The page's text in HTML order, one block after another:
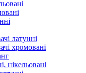
латунні
хромовані
нікельовані